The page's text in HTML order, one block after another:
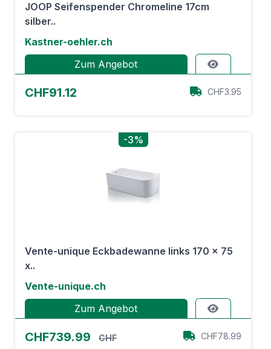
JOOP Seifenspender Chromeline 17cm
silber..
Kastner-oehler.ch
Zum Angebot
CHF91.12 CHF3.95
-3%
Vente-unique Eckbadewanne links 170 x 75
x..
Vente-unique.ch
Zum Angebot
CHF739.99
CHF
CHF78.99